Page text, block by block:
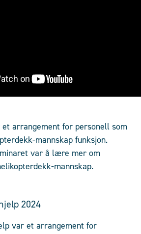
et arrangement for personell som
mannskap funksjon.
var å lære mer om
mannskap.
2024
var et arrangement for